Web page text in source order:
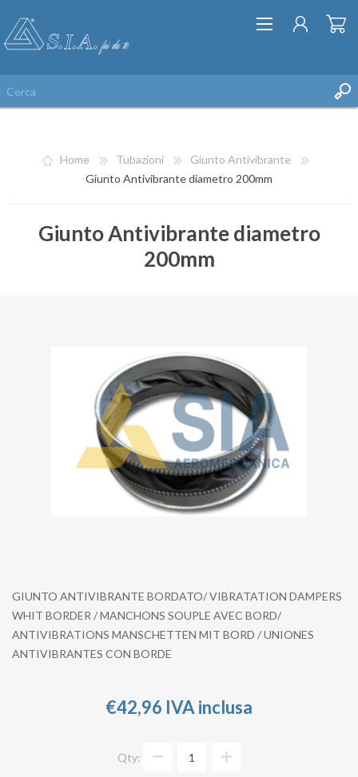
REGISTRATI
Home Tubazioni
Giunto Antivibrante
Giunto Antivibrante diametro 200mm
Giunto Antivibrante diametro
200mm
GIUNTO ANTIVIBRANTE BORDATO/ VIBRATATION DAMPERS
WHIT BORDER / MANCHONS SOUPLE AVEC BORD/
ANTIVIBRATIONS MANSCHETTEN MIT BORD / UNIONES
ANTIVIBRANTES CON BORDE
€42,96 IVA inclusa
Qty: